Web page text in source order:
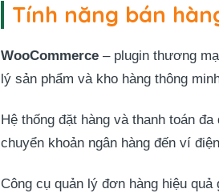
Tính năng bán
WooCommerce – plugin thương
lý sản phẩm và kho hàng thông
Hệ thống đặt hàng và thanh toán
chuyển khoản ngân hàng đến ví
Công cụ quản lý đơn hàng hiệu